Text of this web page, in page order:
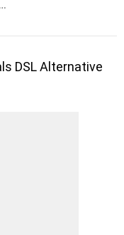
DSL Alternative